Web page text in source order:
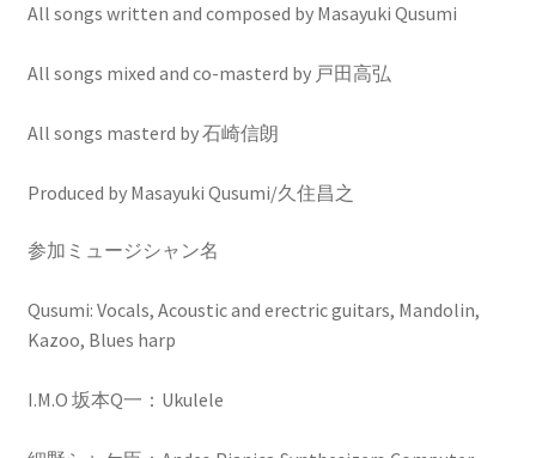
All songs written and composed by Masayuki Qusumi
All songs mixed and co-masterd by 戸田高弘
All songs masterd by 石崎信朗
Produced by Masayuki Qusumi/久住昌之
参加ミュージシャン名
Qusumi: Vocals, Acoustic and erectric guitars, Mandolin,
Kazoo, Blues harp
I.M.O 坂本Q一：Ukulele